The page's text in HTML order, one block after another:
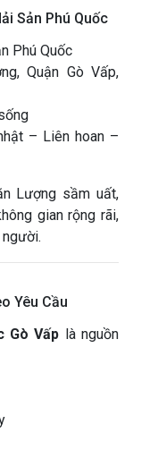
Sản Phú Quốc
Phú Quốc
Quận Gò Vấp,
– Liên hoan –
Lượng sầm uất,
gian rộng rãi,
Yêu Cầu
Gò Vấp là nguồn